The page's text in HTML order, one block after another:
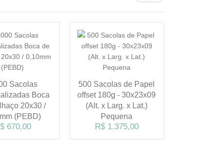
Sacolas
Boca
20x30 /
(PEBD)
670,00
500 Sacolas de Papel
offset 180g - 30x23x09
(Alt. x Larg. x Lat.)
Pequena
R$ 1.375,00